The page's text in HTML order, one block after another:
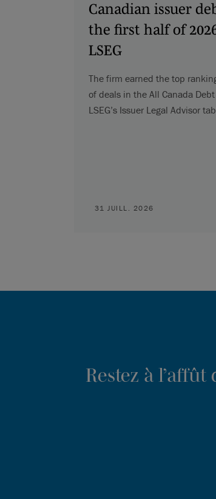
Canadian issuer
the first half of
LSEG
The firm earned the top
of deals in the All Canada
LSEG’s Issuer Legal Advisor
31 JUILL. 2026
Restez à